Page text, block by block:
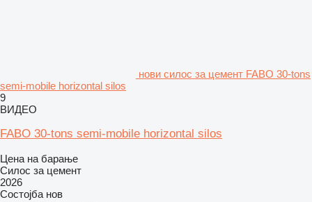
нови силос за цемент FABO 30-tons
semi-mobile horizontal silos
9
ВИДЕО
FABO 30-tons semi-mobile horizontal silos
Цена на барање
Силос за цемент
2026
Состојба нов